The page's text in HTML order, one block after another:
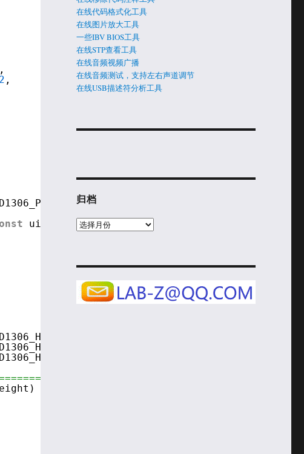
,
,
uint8_t *)font5x8 };
{
在线代码格式化工具
在线图片放大工具
一些IBV BIOS工具
在线STP查看工具
在线音频视频广播
在线音频测试，支持左右声道调节
在线USB描述符分析工具
归档
归